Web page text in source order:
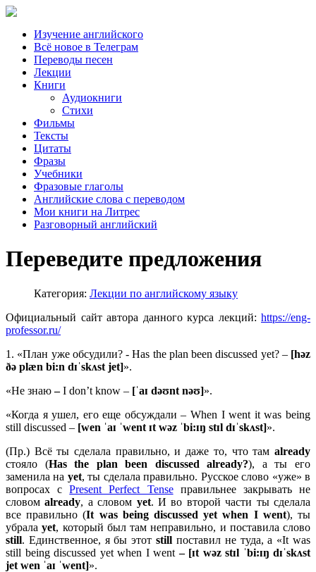
Изучение английского
Всё новое в Телеграм
Переводы песен
Лекции
Книги
Аудиокниги
Стихи
Фильмы
Тексты
Цитаты
Фразы
Учебники
Фразовые глаголы
Английские слова с переводом
Мои книги на Литрес
Разговорный английский
Переведите предложения
Категория: Лекции по английскому языку
Официальный сайт автора данного курса лекций: https://eng-
professor.ru/
1. «План уже обсудили? - Has the plan been discussed yet? –[həz
ðə plæn bi:n dɪˈskʌst jet]».
«Не знаю–I don’t know – [ˈaɪ dəʊnt nəʊ]».
«Когда я ушел, его еще обсуждали – When I went it was being
still discussed – [wen ˈaɪ ˈwent ɪt wəz ˈbi:ɪŋ stɪl dɪˈskʌst]».
(Пр.) Всё ты сделала правильно, и даже то, что там already
стояло (Hasthe planbeen discussedalready?), а ты его
заменила на yet, ты сделала правильно. Русское слово «уже» в
вопросах сPresent Perfect Tenseправильнее закрывать не
словомalready, а словом yet. И во второй части ты сделала
все правильно (It was beingdiscussedyetwhen I went), ты
убралаyet, который был там неправильно, и поставила слово
still. Единственное, я бы этотstill поставил не туда, а «It was
still being discussed yet when I went– [ɪt wəz stɪl ˈbi:ɪŋ dɪˈskʌst
jet wen ˈaɪ ˈwent]».